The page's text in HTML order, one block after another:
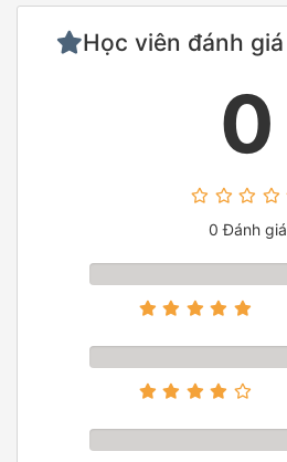
Học viên đánh giá
0
0 Đánh giá